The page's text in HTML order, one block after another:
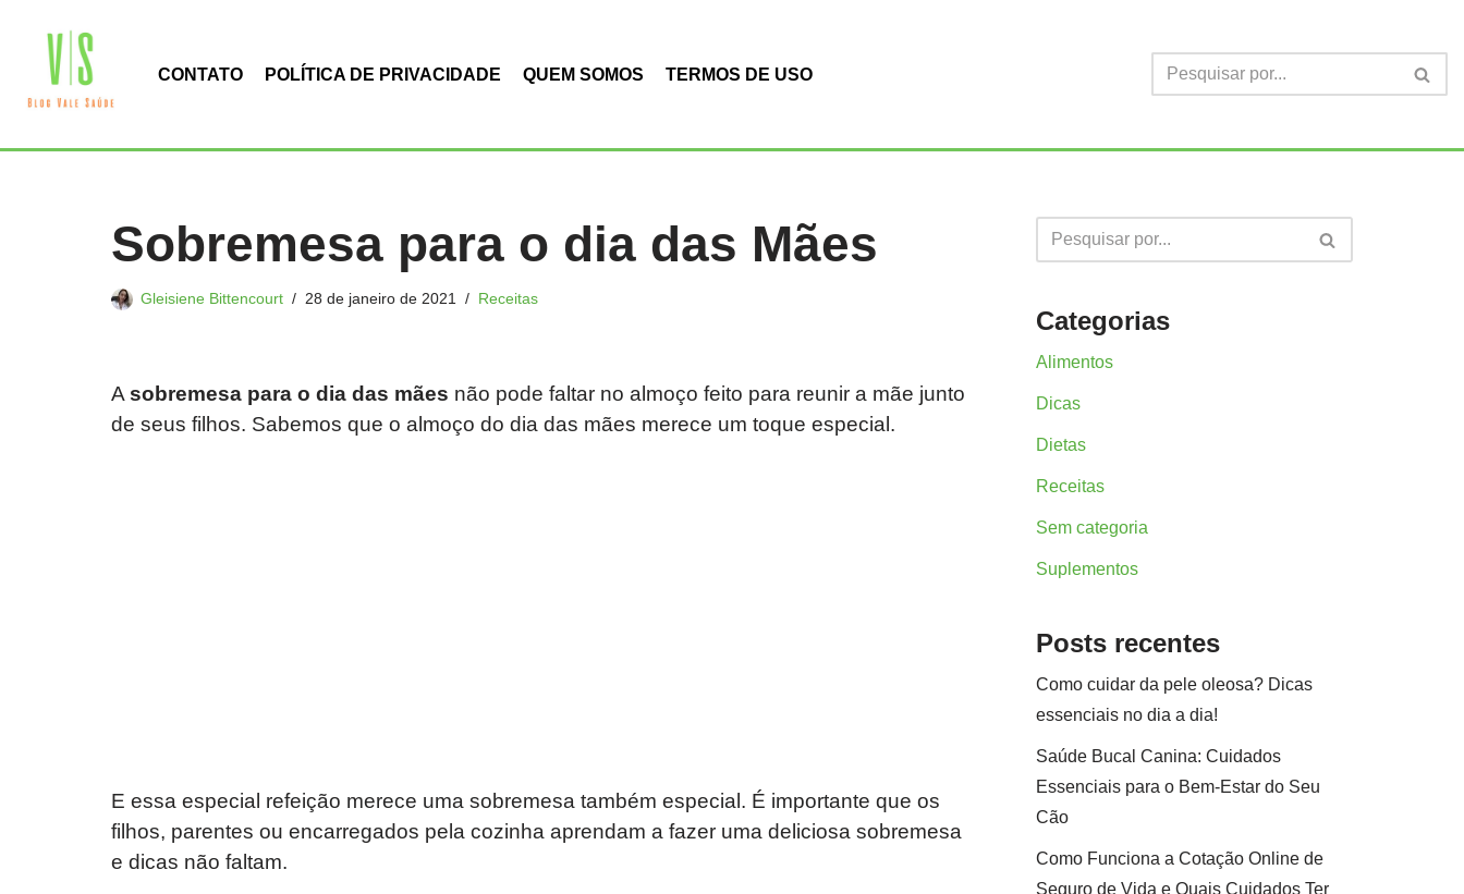
Pular
conteúdo
CONTATO POLÍTICA DE PRIVACIDADE QUEM SOMOS TERMOS DE USO
Sobremesa para o dia das Mães
Gleisiene Bittencourt 28 de janeiro de 2021 Receitas
A sobremesa para o dia das mães não pode faltar no almoço feito para reunir a mãe junto
de seus filhos. Sabemos que o almoço do dia das mães merece um toque especial.
E essa especial refeição merece uma sobremesa também especial. É importante que os
filhos, parentes ou encarregados pela cozinha aprendam a fazer uma deliciosa sobremesa
e dicas não faltam.
Categorias
Alimentos
Dicas
Dietas
Receitas
Sem categoria
Suplementos
Posts recentes
Como cuidar da pele oleosa? Dicas
essenciais no dia a dia!
Saúde Bucal Canina: Cuidados
Essenciais para o Bem-Estar do Seu
Cão
Como Funciona a Cotação Online de
Seguro de Vida e Quais Cuidados Ter